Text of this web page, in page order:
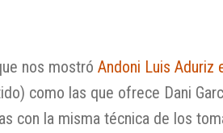
nos mostró Andoni Luis Aduriz
como las que ofrece Dani
con la misma técnica de los